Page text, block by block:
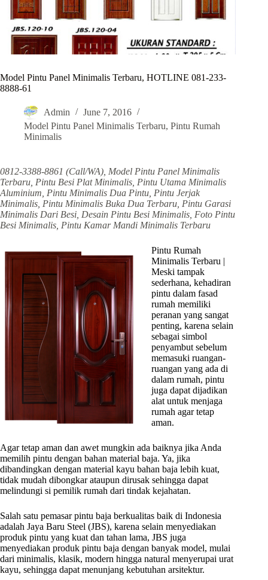
Model Pintu Panel Minimalis Terbaru, HOTLINE 081-233-
8888-61
Admin
June 7, 2016
Model Pintu Panel Minimalis Terbaru, Pintu Rumah
Minimalis
0812-3388-8861 (Call/WA), Model Pintu Panel Minimalis
Terbaru, Pintu Besi Plat Minimalis, Pintu Utama Minimalis
Aluminium, Pintu Minimalis Dua Pintu, Pintu Jerjak
Minimalis, Pintu Minimalis Buka Dua Terbaru, Pintu Garasi
Minimalis Dari Besi, Desain Pintu Besi Minimalis, Foto Pintu
Besi Minimalis, Pintu Kamar Mandi Minimalis Terbaru
Pintu Rumah
Minimalis Terbaru |
Meski tampak
sederhana, kehadiran
pintu dalam fasad
rumah memiliki
peranan yang sangat
penting, karena selain
sebagai simbol
penyambut sebelum
memasuki ruangan-
ruangan yang ada di
dalam rumah, pintu
juga dapat dijadikan
alat untuk menjaga
rumah agar tetap
aman.
Agar tetap aman dan awet mungkin ada baiknya jika Anda
memilih pintu dengan bahan material baja. Ya, jika
dibandingkan dengan material kayu bahan baja lebih kuat,
tidak mudah dibongkar ataupun dirusak sehingga dapat
melindungi si pemilik rumah dari tindak kejahatan.
Salah satu pemasar pintu baja berkualitas baik di Indonesia
adalah Jaya Baru Steel (JBS), karena selain menyediakan
produk pintu yang kuat dan tahan lama, JBS juga
menyediakan produk pintu baja dengan banyak model, mulai
dari minimalis, klasik, modern hingga natural menyerupai urat
kayu, sehingga dapat menunjang kebutuhan arsitektur.